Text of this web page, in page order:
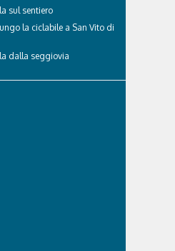
sul sentiero
la ciclabile a San Vito di
dalla seggiovia